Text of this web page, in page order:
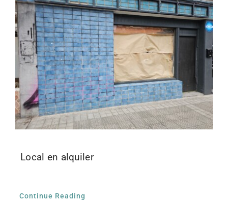
Local en alquiler
Continue Reading